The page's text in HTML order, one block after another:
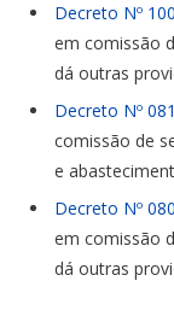
Decreto Nº
em comissão
dá outras
Decreto Nº
comissão de
e
Decreto Nº
em comissão
dá outras